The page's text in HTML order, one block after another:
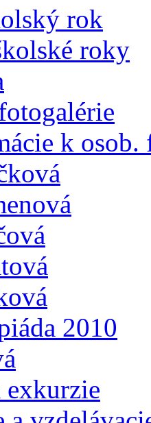
rok
roky
k osob.
2010